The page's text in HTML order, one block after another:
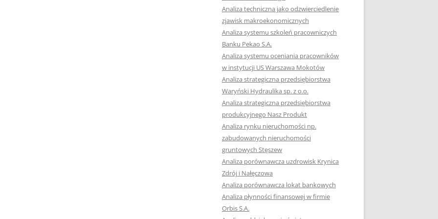
NAPISAĆ PRACĘ DYPLOMOWĄ
JAK PRZYGOTOWAĆ SIĘ DO
USTNEGO EGZAMINU
DYPLOMOWEGO?
HIPOTEZY W PRACACH
DYPLOMOWYCH
JAK PRZYGOTOWAĆ SIĘ DO
OBRONY PRACY DYPLOMOWEJ
Analiza techniczna jako odzwierciedlenie
zjawisk makroekonomicznych
Analiza systemu szkoleń pracowniczych
Banku Pekao S.A.
Analiza systemu oceniania pracowników
w instytucji US Warszawa Mokotów
Analiza strategiczna przedsiębiorstwa
Waryński Hydraulika sp. z o.o.
Analiza strategiczna przedsiębiorstwa
produkcyjnego Nasz Produkt
Analiza rynku nieruchomości np.
zabudowanych nieruchomości
gruntowych Stęszew
Analiza porównawcza uzdrowisk Krynica
Zdrój i Nałęczowa
Analiza porównawcza lokat bankowych
Analiza płynności finansowej w firmie
Orbis S.A.